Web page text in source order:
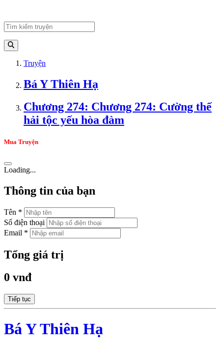
Truyện
Bá Y Thiên Hạ
Chương 274: Chương 274: Cường thế
hải tộc yếu hòa đàm
Mua Truyện
Loading...
Thông tin của bạn
Tên *
Số điện thoại
Email *
Tổng giá trị
0 vnđ
Tiếp tục
Bá Y Thiên Hạ